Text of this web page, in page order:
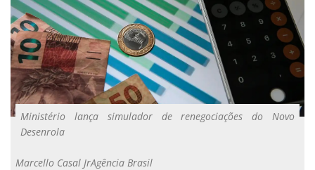
Ministério lança simulador de renegociações do Novo
Desenrola
Marcello Casal JrAgência Brasil